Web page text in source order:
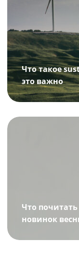
Что такое
это важно
Что
новинок